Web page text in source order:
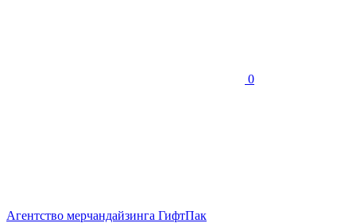
0
Агентство мерчандайзинга ГифтПак